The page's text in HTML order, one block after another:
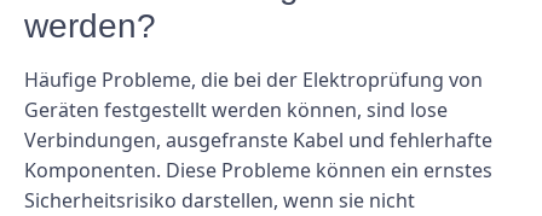
werden?
Häufige Probleme, die bei der Elektroprüfung von
Geräten festgestellt werden können, sind lose
Verbindungen, ausgefranste Kabel und fehlerhafte
Komponenten. Diese Probleme können ein ernstes
Sicherheitsrisiko darstellen, wenn sie nicht